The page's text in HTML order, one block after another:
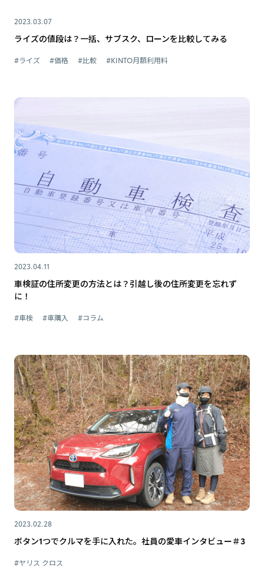
2023.03.07
ライズの値段は？一括、サブスク、ローンを比較してみる
#ライズ #価格 #比較 #KINTO月額利用料
2023.04.11
車検証の住所変更の方法とは？引越し後の住所変更を忘れず
に！
#車検 #車購入 #コラム
2023.02.28
ボタン1つでクルマを手に入れた。社員の愛車インタビュー＃3
#ヤリス クロス